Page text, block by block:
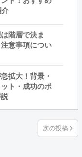
介
階層で決ま
意事項につい
拡大！背景・
ト・成功のポ